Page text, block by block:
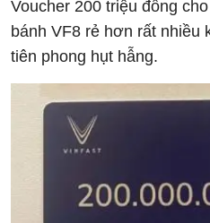
Voucher 200 triệu đồng cho
bánh VF8 rẻ hơn rất nhiều
tiên phong hụt hẫng.